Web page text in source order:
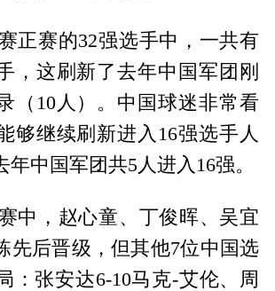
正赛的32强选手中，一共有
，这刷新了去年中国军团刚
（10人）。中国球迷非常看
够继续刷新进入16强选手人
中国军团共5人进入16强。
中，赵心童、丁俊晖、吴宜
先后晋级，但其他7位中国选
：张安达6-10马克-艾伦、周